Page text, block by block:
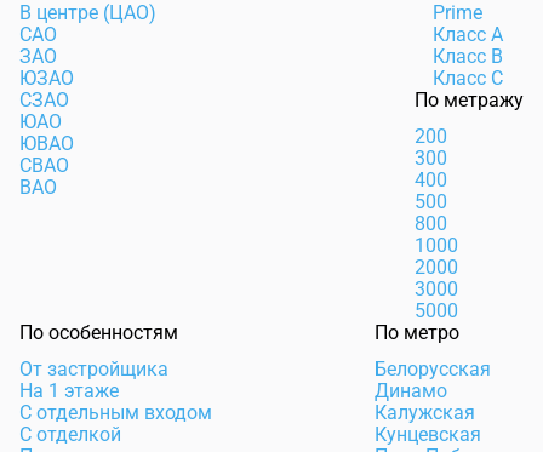
В центре (ЦАО)
САО
ЗАО
ЮЗАО
СЗАО
ЮАО
ЮВАО
СВАО
ВАО
Prime
Класс А
Класс В
Класс С
По метражу
200
300
400
500
800
1000
2000
3000
5000
По особенностям
От застройщика
На 1 этаже
С отдельным входом
С отделкой
По метро
Белорусская
Динамо
Калужская
Кунцевская